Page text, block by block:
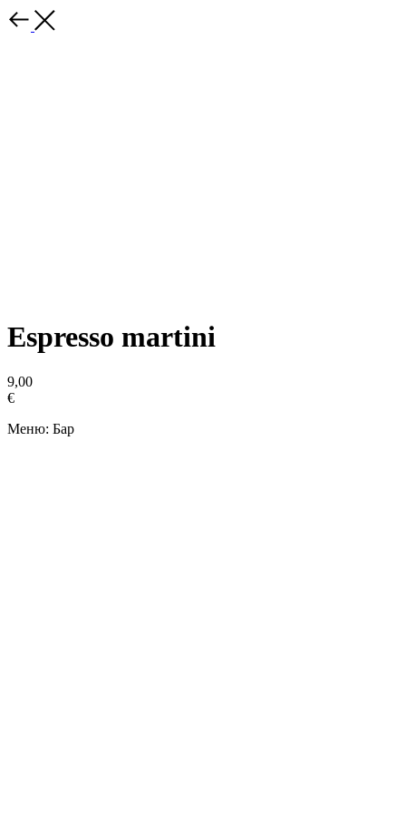
Espresso martini
9,00
€
Меню: Бар